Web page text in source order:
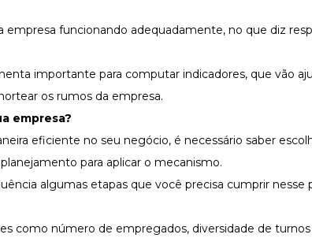
empresa funcionando adequadamente, no que diz
importante para computar indicadores, que vão
os rumos da empresa.
empresa?
eficiente no seu negócio, é necessário saber
para aplicar o mecanismo.
algumas etapas que você precisa cumprir nesse
como número de empregados, diversidade de